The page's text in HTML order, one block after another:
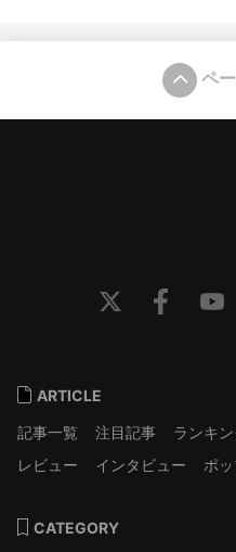
ペ
ARTICLE
記事一覧
注目記事 ランキ
レビュー
インタビュー ポ
CATEGORY